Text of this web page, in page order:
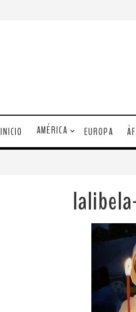
INICIO AMÉRICA EUROPA